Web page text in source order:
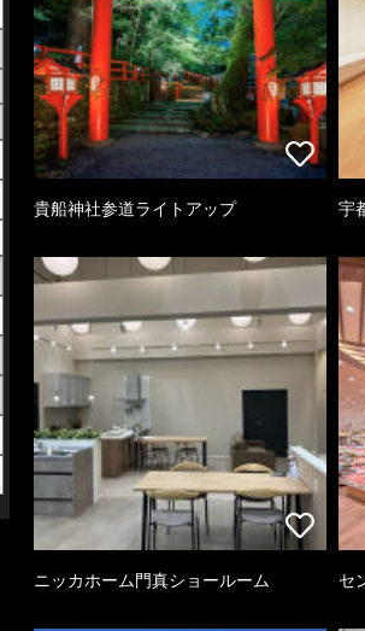
貴船神社参道ライトアップ 宇
ニッカホーム門真ショールーム セ